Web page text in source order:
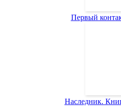
Первый
Наследник.